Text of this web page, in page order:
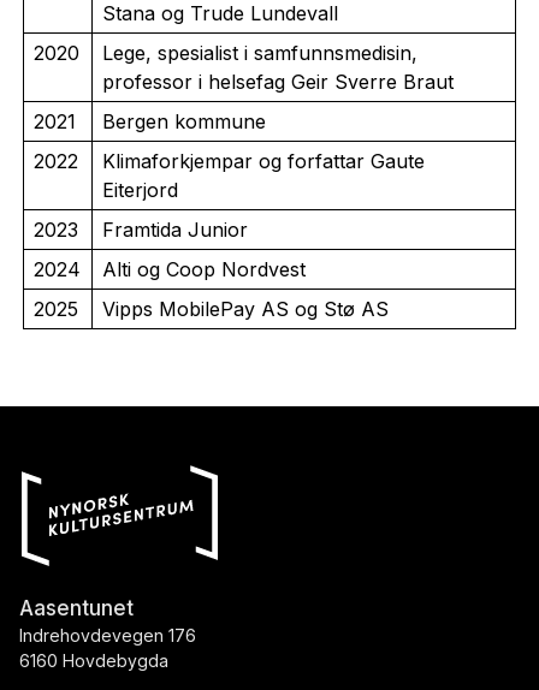
Stana og Trude Lundevall
2020
Lege, spesialist i samfunnsmedisin,
professor i helsefag Geir Sverre Braut
2021
Bergen kommune
2022
Klimaforkjempar og forfattar Gaute
Eiterjord
2023
Framtida Junior
2024
Alti og Coop Nordvest
2025
Vipps MobilePay AS og Stø AS
Aasentunet
Indrehovdevegen 176
6160 Hovdebygda